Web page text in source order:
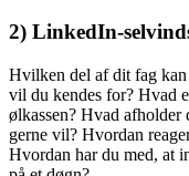
2) LinkedIn-
Hvilken del af dit fag
vil du kendes for? Hvad
ølkassen? Hvad
gerne vil? Hvordan
Hvordan har du med, at